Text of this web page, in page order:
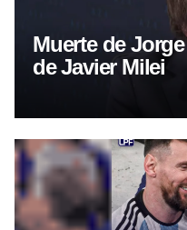
Muerte de
de Javier Milei